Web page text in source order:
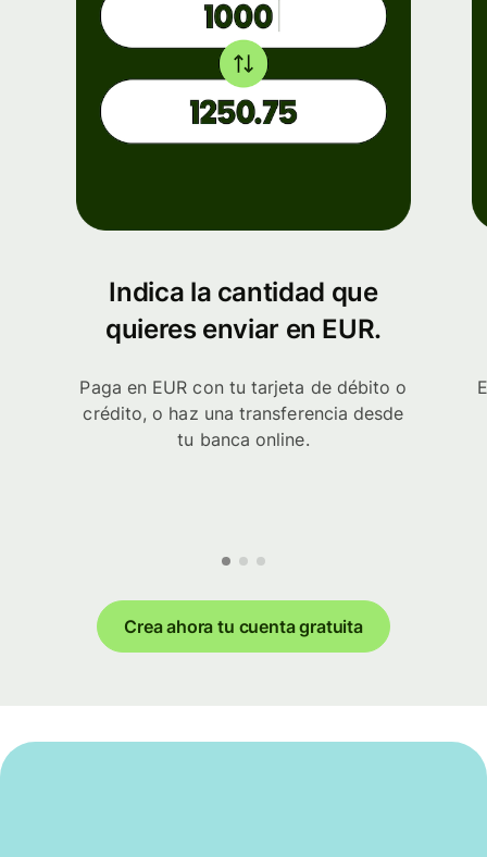
Indica la cantidad que
quieres enviar en EUR.
Paga en EUR con tu tarjeta de débito o
crédito, o haz una transferencia desde
tu banca online.
Crea ahora tu cuenta gratuita